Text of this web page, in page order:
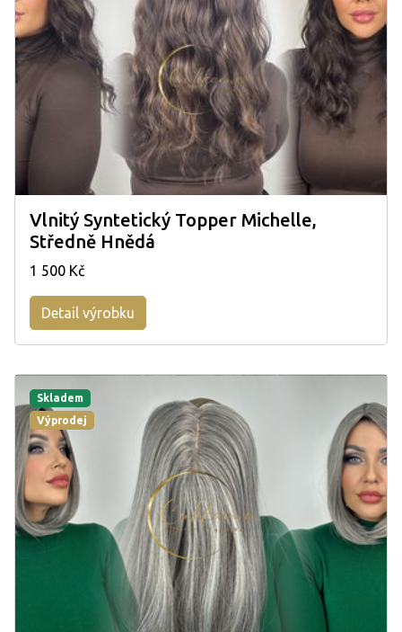
Vlnitý Syntetický Topper Michelle,
Středně Hnědá
1 500 Kč
Detail výrobku
Skladem
Výprodej